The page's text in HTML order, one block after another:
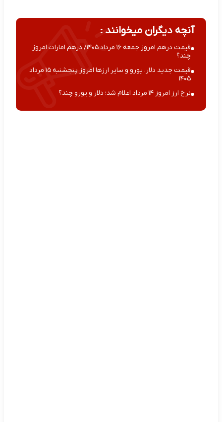
آنچه دیگران میخوانند :
قیمت درهم امروز جمعه ۱۶ مرداد ۱۴۰۵/ درهم امارات امروز
چند؟
قیمت جدید دلار، یورو و سایر ارزها امروز پنجشنبه ۱۵ مرداد
۱۴۰۵
نرخ ارز امروز ۱۴ مرداد اعلام شد؛ دلار و یورو چند؟